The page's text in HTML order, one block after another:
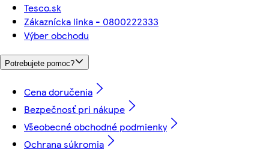
Tesco.sk
Zákaznícka linka - 0800222333
Výber obchodu
Potrebujete pomoc?
Cena doručenia
Bezpečnosť pri nákupe
Všeobecné obchodné podmienky
Ochrana súkromia